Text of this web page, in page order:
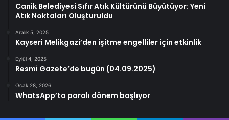
Canik Belediyesi Sıfır Atık Kültürünü Büyütüyor: Yeni
Atık Noktaları Oluşturuldu
Aralık 5, 2025
Kayseri Melikgazi’den işitme engelliler için etkinlik
Eylül 4, 2025
Resmi Gazete’de bugün (04.09.2025)
Ocak 28, 2026
WhatsApp’ta paralı dönem başlıyor